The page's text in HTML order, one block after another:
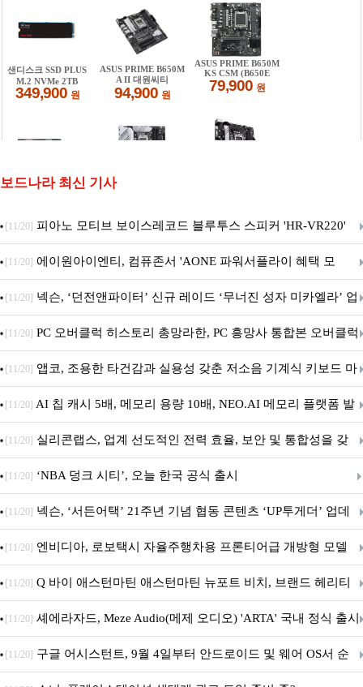
보드나라 최신 기사
[11/20] 피아노 모티브 보이스레코드 블루투스 스피커 'HR-VR220'
출시
[11/20] 에이원아이엔티, 컴퓨존서 'AONE 파워서플라이 혜택 모
음.ZIP' 이벤트 진행
[11/20] 넥슨, ‘던전앤파이터’ 신규 레이드 ‘무너진 성자 미카엘라’ 업
데이트!
[11/20] PC 오버클럭 히스토리 총망라한, PC 흥망사 통합본 오버클럭
특집(1-4편)
[11/20] 앱코, 조용한 타건감과 실용성 갖춘 저소음 기계식 키보드 마
우스 세트 'KM580' 출시
[11/20] AI 칩 캐시 5배, 메모리 용량 10배, NEO.AI 메모리 플랫폼 발
표
[11/20] 실리콘랩스, 업계 선도적인 전력 효율, 보안 및 통합성을 갖
춘 초저전력 블루투스 LE SoC ‘BG2B’ 공개
[11/20] ‘NBA 덩크 시티’, 오늘 한국 공식 출시
[11/20] 넥슨, ‘서든어택’ 21주년 기념 협동 콘텐츠 ‘UP투게더’ 업데
이트
[11/20] 엔비디아, 로보택시 자율주행차용 프론티어급 개방형 모델
‘알파마요 2 슈퍼’ 상업적 이용 가능
[11/20] Q 바이 애스턴마틴 애스턴마틴 뉴포트 비치, 브랜드 헤리티
지 담은 ‘헤리티지 에디션 컬렉션’ 공개
[11/20] 셰에라자드, Meze Audio(메제 오디오) 'ARTA' 국내 정식 출시
[11/20] 구글 어시스턴트, 9월 4일부터 안드로이드 및 웨어 OS서 순